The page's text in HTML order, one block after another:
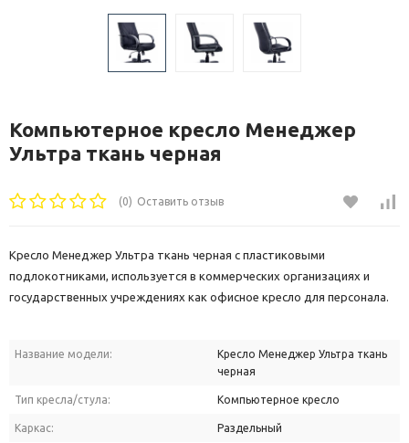
Компьютерное кресло Менеджер
Ультра ткань черная
(0) Оставить отзыв
Кресло Менеджер Ультра ткань черная с пластиковыми
подлокотниками, используется в коммерческих организациях и
государственных учреждениях как офисное кресло для персонала.
Название модели:
Кресло Менеджер Ультра ткань
черная
Тип кресла/стула: Компьютерное кресло
Каркас: Раздельный